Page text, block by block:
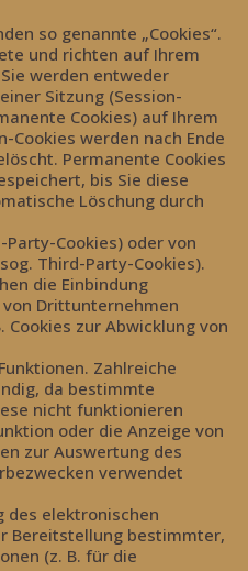
so genannte „Cookies“.
und richten auf Ihrem
werden entweder
Sitzung (Session-
Cookies) auf Ihrem
Cookies werden nach Ende
Permanente Cookies
bis Sie diese
Löschung durch
Party-Cookies) oder von
Third-Party-Cookies).
die Einbindung
Drittunternehmen
Cookies zur Abwicklung von
Zahlreiche
da bestimmte
nicht funktionieren
oder die Anzeige von
zur Auswertung des
verwendet
des elektronischen
Bereitstellung bestimmter,
(z. B. für die